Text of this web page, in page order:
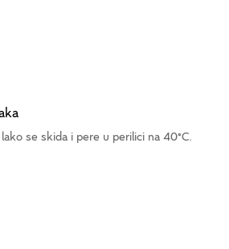
se skida i pere u perilici na 40°C.